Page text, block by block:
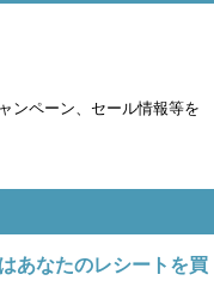
ンペーン、セール情報等を
あなたのレシートを買